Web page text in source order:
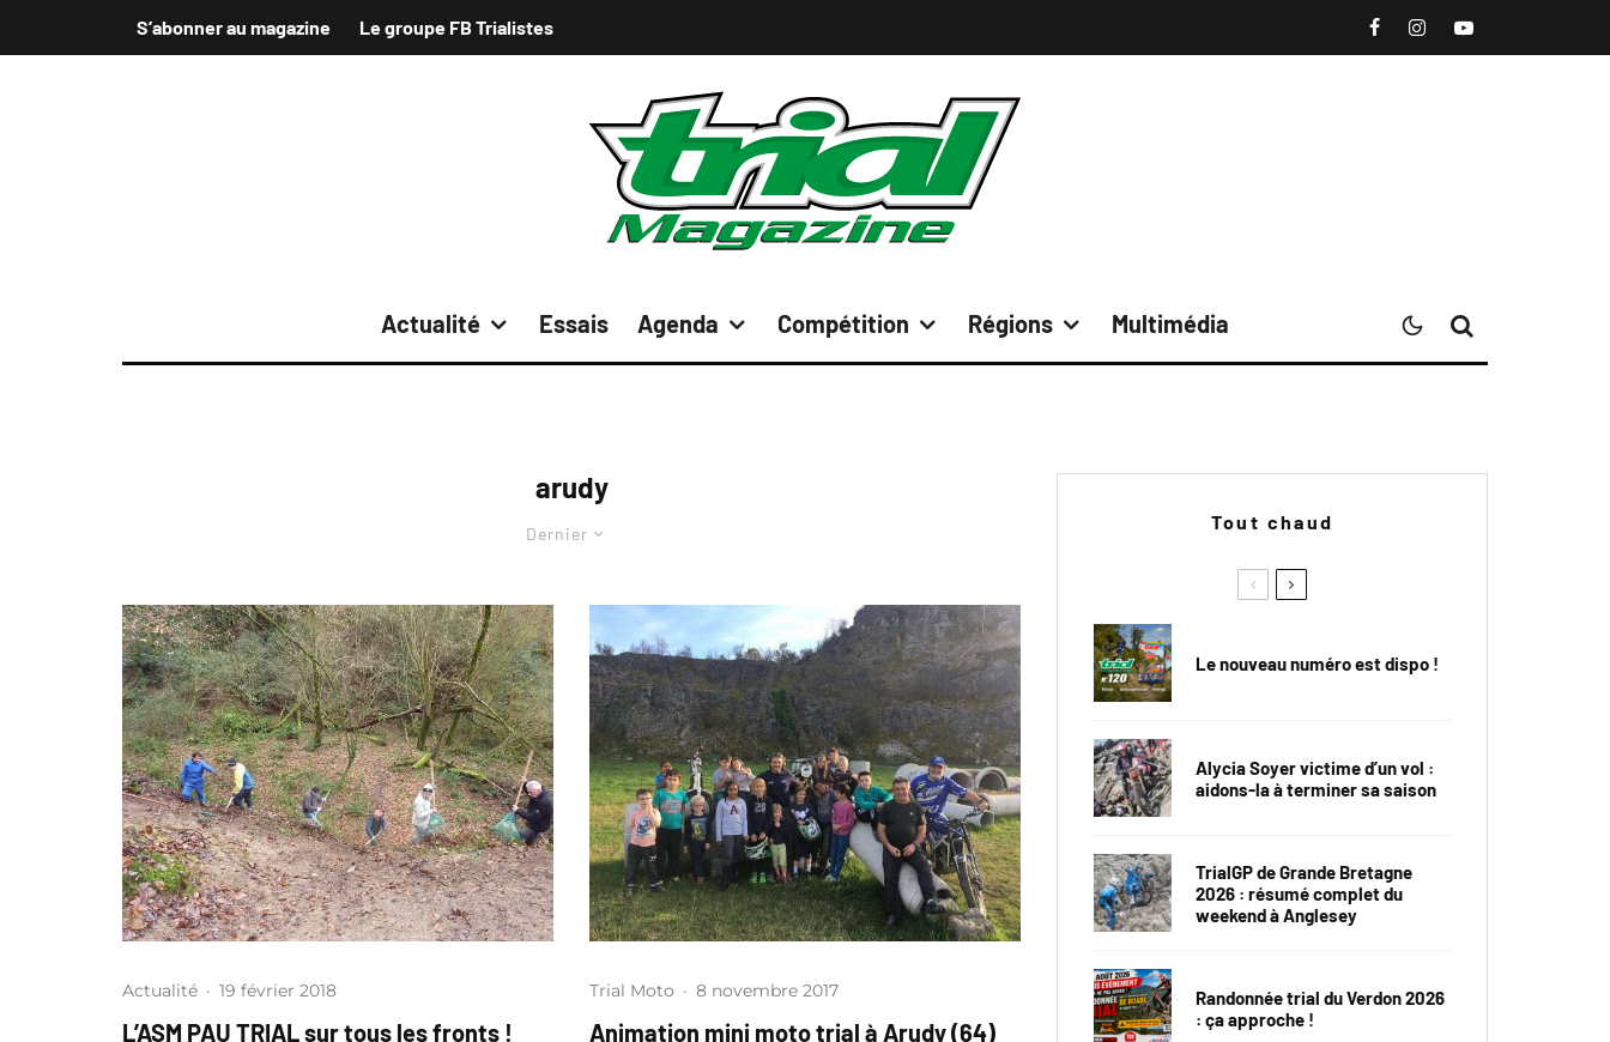
S’abonner au magazine Le groupe FB Trialistes
Actualité Essais Agenda Compétition Régions Multimédia
arudy
Dernier
Actualité · 19 février 2018
L’ASM PAU TRIAL sur tous les fronts !
Trial Moto · 8 novembre 2017
Animation mini moto trial à Arudy (64)
Tout chaud
Le nouveau numéro est dispo !
Alycia Soyer victime d’un vol :
aidons-la à terminer sa saison
TrialGP de Grande Bretagne
2026 : résumé complet du
weekend à Anglesey
Randonnée trial du Verdon 2026
: ça approche !